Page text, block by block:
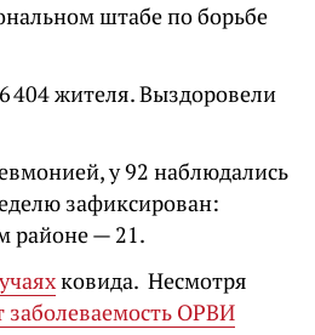
штабе по борьбе
404 жителя. Выздоровели
у 92 наблюдались
зафиксирован:
районе — 21.
ковида. Несмотря
заболеваемость ОРВИ